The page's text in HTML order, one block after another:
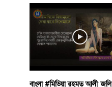
বাংলা #মিডিয়া রহমত আলী জলি